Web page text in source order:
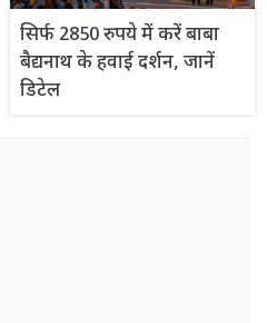
सिर्फ 2850 रुपये में करें बाबा
बैद्यनाथ के हवाई दर्शन, जानें
डिटेल